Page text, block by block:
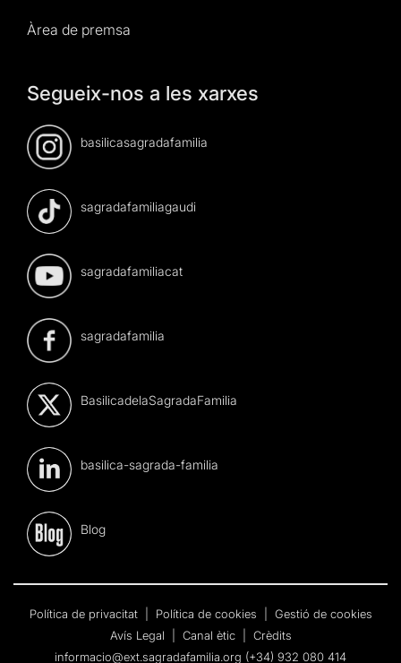
Àrea de premsa
Segueix-nos a les xarxes
basilicasagradafamilia
sagradafamiliagaudi
sagradafamiliacat
sagradafamilia
BasilicadelaSagradaFamilia
basilica-sagrada-familia
Blog
Política de privacitat Política de cookies
Gestió de cookies
Avís Legal
Canal ètic
Crèdits
informacio@ext.sagradafamilia.org (+34) 932 080 414